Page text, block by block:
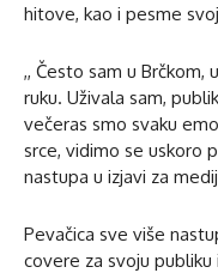
hitove, kao i pesme
,, Često sam u Brčkom,
ruku. Uživala sam,
večeras smo svaku
srce, vidimo se uskoro
nastupa u izjavi za
Pevačica sve više
covere za svoju